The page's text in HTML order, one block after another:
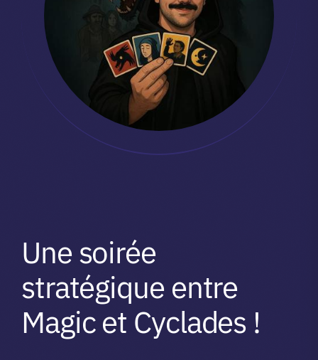
Une soirée
stratégique entre
Magic et Cyclades !